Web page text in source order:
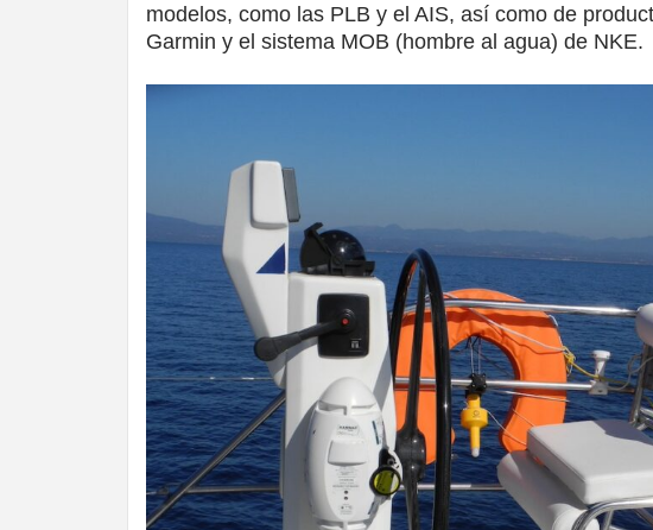
modelos, como las PLB y el AIS, así como de
Garmin y el sistema MOB (hombre al agua) de NKE.